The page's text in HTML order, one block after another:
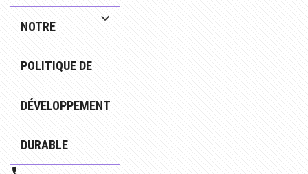
NOTRE
POLITIQUE DE
DÉVELOPPEMENT
DURABLE